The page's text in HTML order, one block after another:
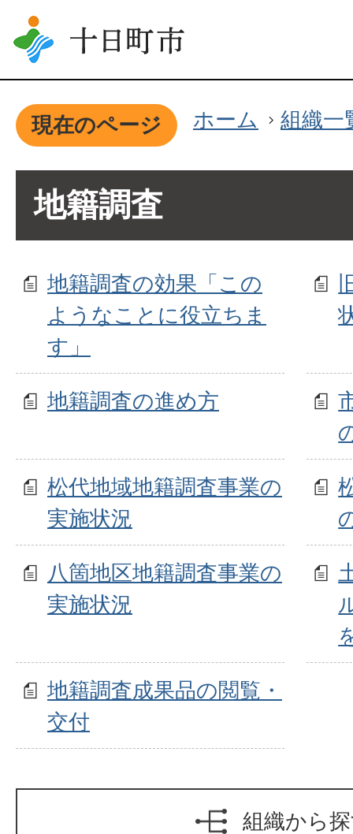
現在のページ ホーム 組織一
地籍調査
地籍調査の効果「この
ようなことに役立ちま
す」
地籍調査の進め方
松代地域地籍調査事業の
実施状況
八箇地区地籍調査事業の
実施状況
地籍調査成果品の閲覧・
交付
組織から